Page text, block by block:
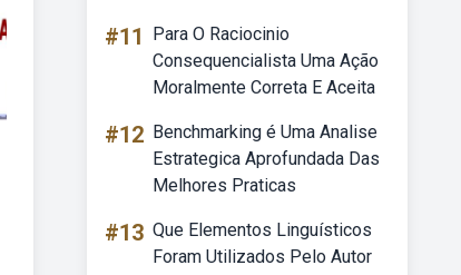
#11
Para O Raciocinio
Consequencialista Uma Ação
Moralmente Correta E Aceita
#12 Benchmarking é Uma Analise
Estrategica Aprofundada Das
Melhores Praticas
#13 Que Elementos Linguísticos
Foram Utilizados Pelo Autor